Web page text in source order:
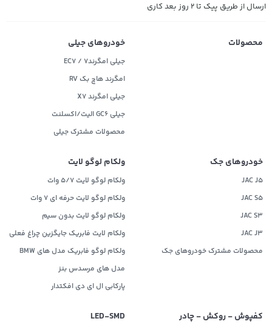
ارسال از طریق پیک تا ۲ روز بعد کاری
محصولات خودروهای جیلی
جیلی امگرند۷ / EC7
امگرند هاچ بک RV
جیلی امگرند X7
جیلی GC6 الیت/اکسلنت
محصولات مشترک جیلی
خودروهای جک
JAC J5
JAC S5
JAC S3
JAC J3
محصولات مشترک خودروهای جک
ولکام لوگو لایت
ولکام لوگو لایت 5/7 وات
ولکام لوگو لایت حرفه ای 7 وات
ولکام لوگو لایت بدون سیم
ولکام لایت فابریک جایگزین چراغ فعلی
ولکام لوگو فابریک مدل های BMW
مدل های مرسدس بنز
پارکابی ال ای دی افکتدار
کفپوش - روکش - چادر LED‌-SMD